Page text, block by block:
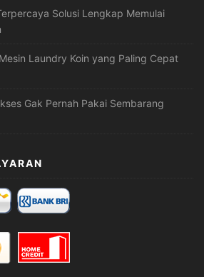
Solusi Lengkap Memulai
Laundry Koin yang Paling Cepat
Gak Pernah Pakai Sembarang